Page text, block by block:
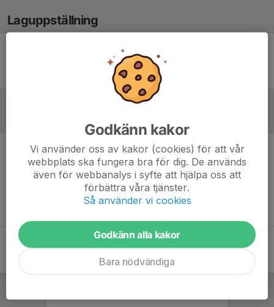
Laguppställning
Ingen uppställning ifylld
Inget referat skrivet
Godkänn kakor
Vi använder oss av kakor (cookies) för att vår
webbplats ska fungera bra för dig. De används
även för webbanalys i syfte att hjälpa oss att
förbättra våra tjänster.
Så använder vi cookies
Godkänn alla kakor
Bara nödvändiga